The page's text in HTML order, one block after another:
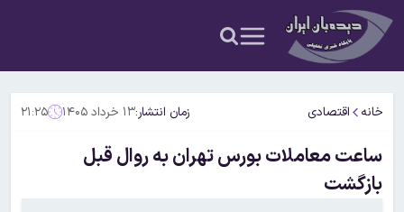
خانه اقتصادی زمان انتشار:۱۳ خرداد ۱۴۰۵ ۲۱:۲۵
ساعت معاملات بورس تهران به روال قبل
بازگشت